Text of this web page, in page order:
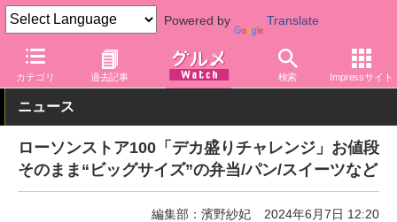
Powered by Translate
カテゴリ 過去記事 検索 Impressサイト
グルメ Watch 店舗 コンビニ ローソン
ニュース
ローソンストア100「デカ盛りチャレンジ」お値段
そのまま“ビッグサイズ”の弁当/パン/スイーツなど
編集部：濱野紗妃 2024年6月7日 12:20